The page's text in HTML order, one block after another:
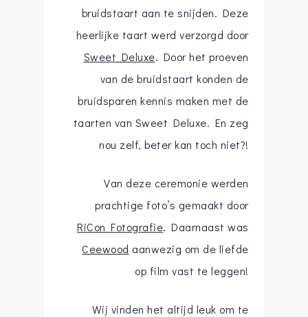
bruidstaart aan te snijden. Deze
heerlijke taart werd verzorgd door
Sweet Deluxe. Door het proeven
van de bruidstaart konden de
bruidsparen kennis maken met de
taarten van Sweet Deluxe. En zeg
nou zelf, beter kan toch niet?!
Van deze ceremonie werden
prachtige foto’s gemaakt door
RiCon Fotografie. Daarnaast was
Ceewood aanwezig om de liefde
op film vast te leggen!
Wij vinden het altijd leuk om te